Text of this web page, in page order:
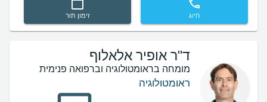
חיוג זימון תור
ד"ר אופיר אלאלוף
מומחה בראומטולוגיה וברפואה פנימית
ראומטולוגיה